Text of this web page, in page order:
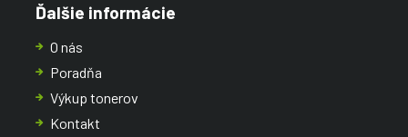
Ďalšie informácie
O nás
Poradňa
Výkup tonerov
Kontakt